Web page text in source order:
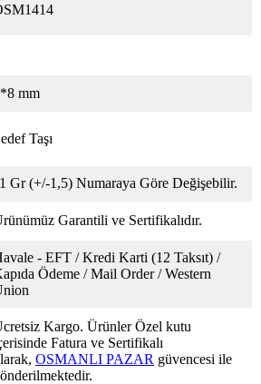
mm
Taşı
Gr (+/-1,5) Numaraya Göre Değişebilir.
Garantili ve Sertifikalıdır.
- EFT / Kredi Karti (12 Taksıt) /
Ödeme / Mail Order / Western
Kargo. Ürünler Özel kutu
Fatura ve Sertifikalı
OSMANLI PAZAR güvencesi ile